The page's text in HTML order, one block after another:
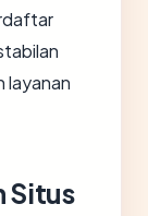
layanan
Situs